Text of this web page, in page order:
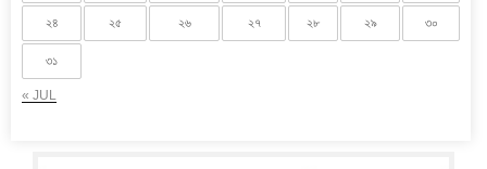
« JUL
২৪ ২৫ ২৬ ২৭ ২৮ ২৯ ৩০
৩১